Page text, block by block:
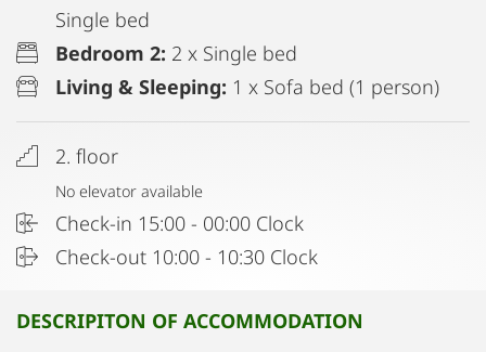
Single bed
Bedroom 2: 2 x Single bed
Living & Sleeping: 1 x Sofa bed (1 person)
2. floor
No elevator available
Check-in 15:00 - 00:00 Clock
Check-out 10:00 - 10:30 Clock
DESCRIPITON OF ACCOMMODATION